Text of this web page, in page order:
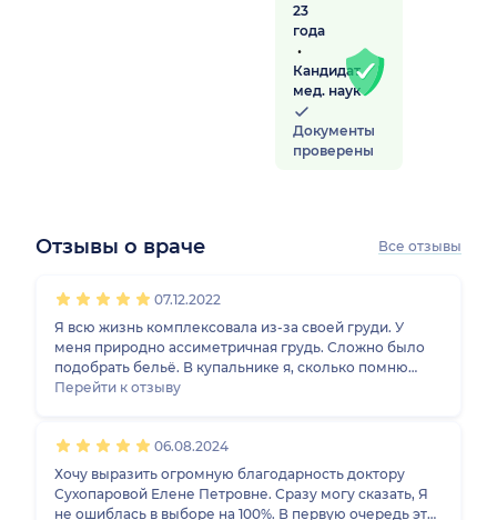
23
года
Кандидат
мед. наук
Документы
проверены
Отзывы о враче Все отзывы
07.12.2022
Я всю жизнь комплексовала из-за своей груди. У
меня природно ассиметричная грудь. Сложно было
подобрать бельё. В купальнике я, сколько помню
себя, стеснялась. Решиться на операцию было
не видела. Обошла несколько клиник, хирургов.
Только Елена Петровна смогла меня убедить, что
конечный результат стоит того, чтобы сделать
операцию. После операции заживление происходило
Перейти к отзыву
06.08.2024
Хочу выразить огромную благодарность доктору
Сухопаровой Елене Петровне. Сразу могу сказать, Я
не ошиблась в выборе на 100%. В первую очередь это